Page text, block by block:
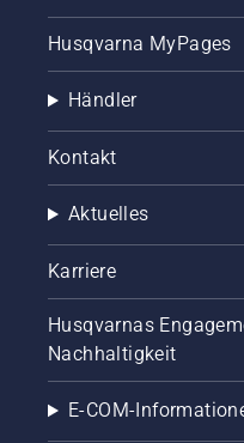
Schritt-
Anleitung
für die
Husqvarna MyPages
Händler
Kontakt
Aktuelles
Karriere
Husqvarnas
Nachhaltigkeit
E-COM-